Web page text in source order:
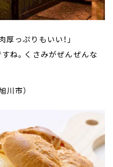
っぷりもいい！」
ね。くさみがぜんぜんな
川市）